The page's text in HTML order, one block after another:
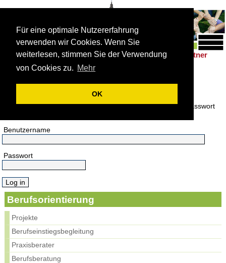
Für eine optimale Nutzererfahrung
verwenden wir Cookies. Wenn Sie
weiterlesen, stimmen Sie der Verwendung
von Cookies zu. Mehr
OK
Schulleben |Förderung | Berufsorientierung Partner
Anmeldung
Hier melden Sie sich mit Ihrem Benutzername und Ihrem Passwort
Benutzername
Passwort
Berufsorientierung
Projekte
Berufseinstiegsbegleitung
Praxisberater
Berufsberatung